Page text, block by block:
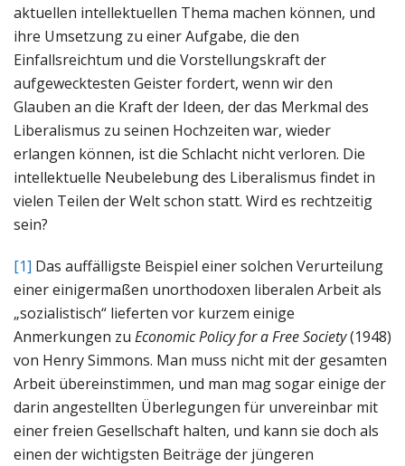
aktuellen intellektuellen Thema machen können, und
ihre Umsetzung zu einer Aufgabe, die den
Einfallsreichtum und die Vorstellungskraft der
aufgewecktesten Geister fordert, wenn wir den
Glauben an die Kraft der Ideen, der das Merkmal des
Liberalismus zu seinen Hochzeiten war, wieder
erlangen können, ist die Schlacht nicht verloren. Die
intellektuelle Neubelebung des Liberalismus findet in
vielen Teilen der Welt schon statt. Wird es rechtzeitig
sein?
[1] Das auffälligste Beispiel einer solchen Verurteilung
einer einigermaßen unorthodoxen liberalen Arbeit als
„sozialistisch“ lieferten vor kurzem einige
Anmerkungen zu Economic Policy for a Free Society(1948)
von Henry Simmons. Man muss nicht mit der gesamten
Arbeit übereinstimmen, und man mag sogar einige der
darin angestellten Überlegungen für unvereinbar mit
einer freien Gesellschaft halten, und kann sie doch als
einen der wichtigsten Beiträge der jüngeren